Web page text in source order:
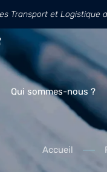
Transport et Logistique
Qui sommes-nous ?
Accueil